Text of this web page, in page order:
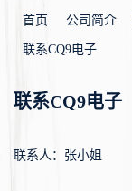
首页 公司简介
联系CQ9电子
联系CQ9电子
联系人：张小姐